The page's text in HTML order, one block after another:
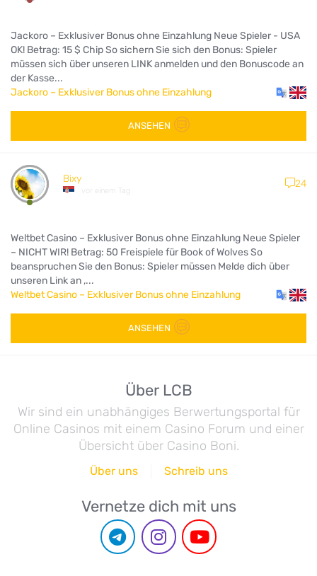
Jackoro – Exklusiver Bonus ohne Einzahlung Neue Spieler - USA
OK! Betrag: 15 $ Chip So sichern Sie sich den Bonus: Spieler
müssen sich über unseren LINK anmelden und den Bonuscode an
der Kasse...
Jackoro – Exklusiver Bonus ohne Einzahlung
ANSEHEN
Bixy
vor einem Tag
24
Weltbet Casino – Exklusiver Bonus ohne Einzahlung Neue Spieler
– NICHT WIR! Betrag: 50 Freispiele für Book of Wolves So
beanspruchen Sie den Bonus: Spieler müssen Melde dich über
unseren Link an ,...
Weltbet Casino – Exklusiver Bonus ohne Einzahlung
ANSEHEN
Über LCB
Wir sind ein unabhängiges Berwertungsportal für
Online Casinos mit einem Casino Forum und einer
Übersicht über Casino Boni.
Über uns Schreib uns
Vernetze dich mit uns